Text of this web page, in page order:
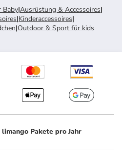
Baby|Ausrüstung & Accessoires|
|Kinderaccessoires|
|Outdoor & Sport für kids
limango Pakete pro Jahr